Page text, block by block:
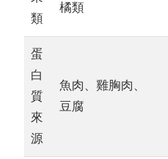
類
橘類
蛋
白
質
來
源
魚肉、雞胸肉、
豆腐